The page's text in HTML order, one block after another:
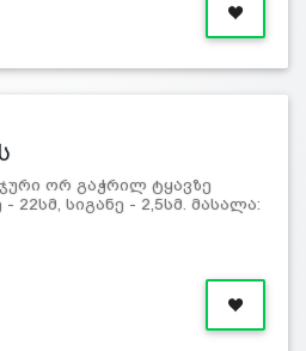
ორ გაჭრილ ტყავზე
22სმ, სიგანე - 2,5სმ. მასალა: